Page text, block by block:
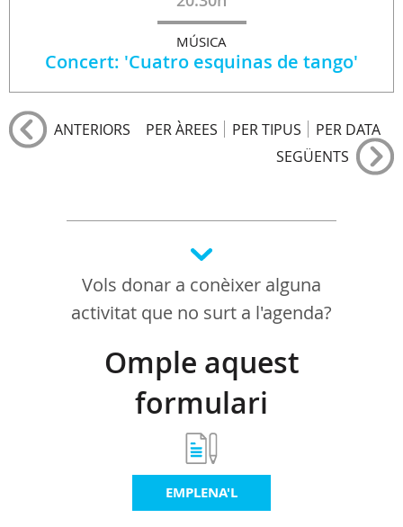
MÚSICA
Concert: 'Cuatro esquinas de tango'
ANTERIORS PER ÀREES PER TIPUS
PER DATA
SEGÜENTS
Vols donar a conèixer alguna
activitat que no surt a l'agenda?
Omple aquest
formulari
EMPLENA'L